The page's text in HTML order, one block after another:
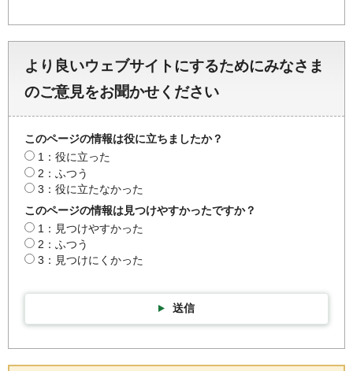
より良いウェブサイトにするためにみなさま
のご意見をお聞かせください
このページの情報は役に立ちましたか？
1：役に立った
2：ふつう
3：役に立たなかった
このページの情報は見つけやすかったですか？
1：見つけやすかった
2：ふつう
3：見つけにくかった
送信